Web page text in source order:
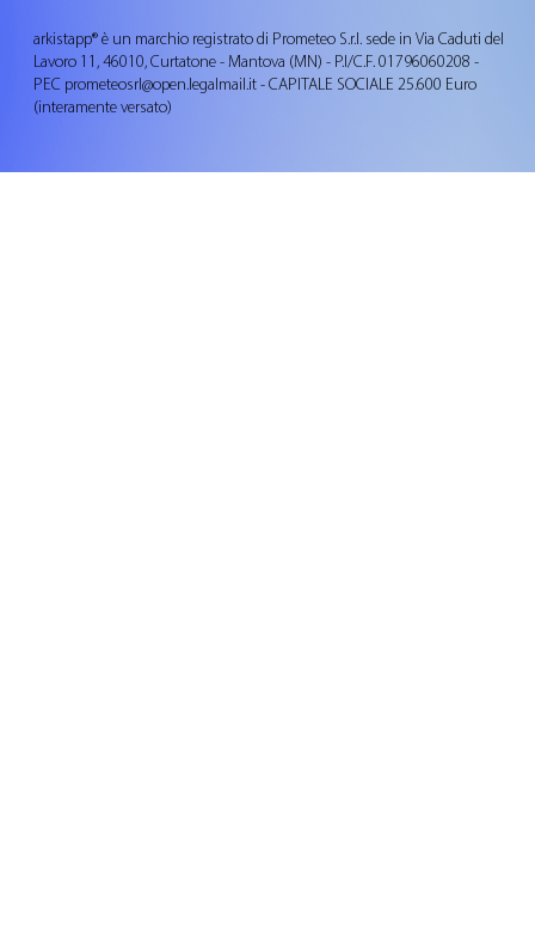
arkistapp® è un marchio registrato di Prometeo S.r.l. sede in Via Caduti del
Lavoro 11, 46010, Curtatone - Mantova (MN) - P.I/C.F. 01796060208 -
PEC prometeosrl@open.legalmail.it ​ - CAPITALE SOCIALE 25.600 Euro
(interamente versato)